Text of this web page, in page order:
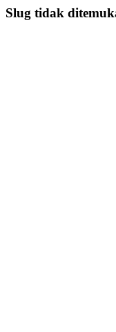
Slug tidak